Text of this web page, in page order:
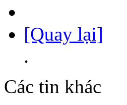
[Quay lại]
.
Các tin khác